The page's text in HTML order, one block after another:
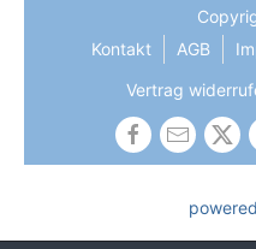
Kontakt
AGB
Vertrag